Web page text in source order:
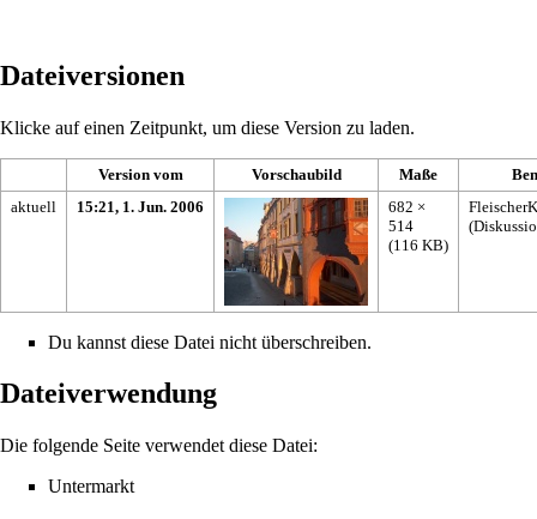
Dateiversionen
Klicke auf einen Zeitpunkt, um diese Version zu laden.
Version vom Vorschaubild Maße
aktuell
15:21, 1. Jun. 2006
682 ×
514
(116 KB)
FleischerK
(
Du kannst diese Datei nicht überschreiben.
Dateiverwendung
Die folgende Seite verwendet diese Datei:
Untermarkt